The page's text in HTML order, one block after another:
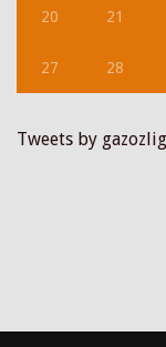
20 21
27 28
Tweets by